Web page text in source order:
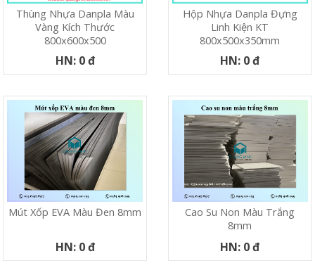
Thùng Nhựa Danpla Màu
Vàng Kích Thước
800x600x500
HN: 0 đ
Hộp Nhựa Danpla Đựng
Linh Kiện KT
800x500x350mm
HN: 0 đ
Mút Xốp EVA Màu Đen 8mm
HN: 0 đ
Cao Su Non Màu Trắng
8mm
HN: 0 đ